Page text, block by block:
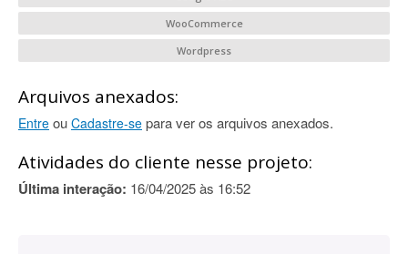
WooCommerce
Wordpress
Arquivos anexados:
Entre ou Cadastre-se para ver os arquivos anexados.
Atividades do cliente nesse projeto:
Última interação: 16/04/2025 às 16:52